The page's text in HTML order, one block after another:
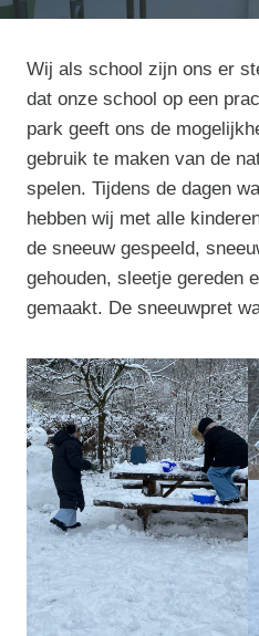
Wij als school zijn ons er
dat onze school op een
park geeft ons de
gebruik te maken van de
spelen. Tijdens de dagen
hebben wij met alle
de sneeuw gespeeld,
gehouden, sleetje gereden
gemaakt. De sneeuwpret